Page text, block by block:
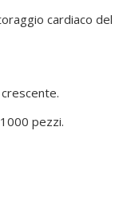
cardiaco del
pezzi.